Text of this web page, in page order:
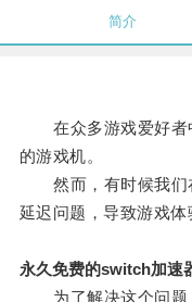
简介
在众多游戏爱好者
的游戏机。
然而，有时候我们
延迟问题，导致游戏体
永久免费的switch加速
为了解决这个问题